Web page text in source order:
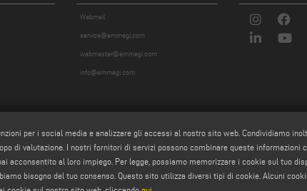
Webmail
service@emmegi.com
webmaster@emmegi.com
info@emmegi.com
per i social media e analizzare gli accessi al nostro sito web. Condividiamo
di valutazione. I nostri fornitori di servizi possono combinare queste
acconsentito al loro impiego. Per legge, possiamo memorizzare i cookie sul tuo
bisogno del tuo consenso. Questo sito utilizza diversi tipi di cookie. Alcuni